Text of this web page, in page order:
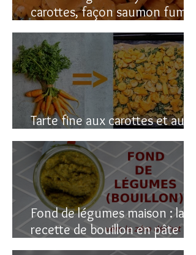
carottes, façon saumon fumé!
(vegan du coup)
Tarte fine aux carottes et aux
fanes
Fond de légumes maison : la
recette de bouillon en pâte
(sain & facile)